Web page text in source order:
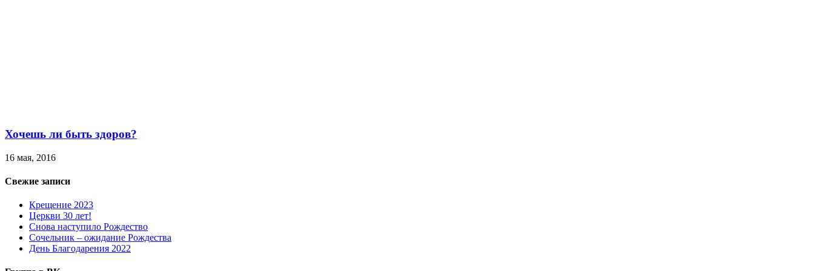
Хочешь ли быть здоров?
16 мая, 2016
Свежие записи
Крещение 2023
Церкви 30 лет!
Снова наступило Рождество
Сочельник – ожидание Рождества
День Благодарения 2022